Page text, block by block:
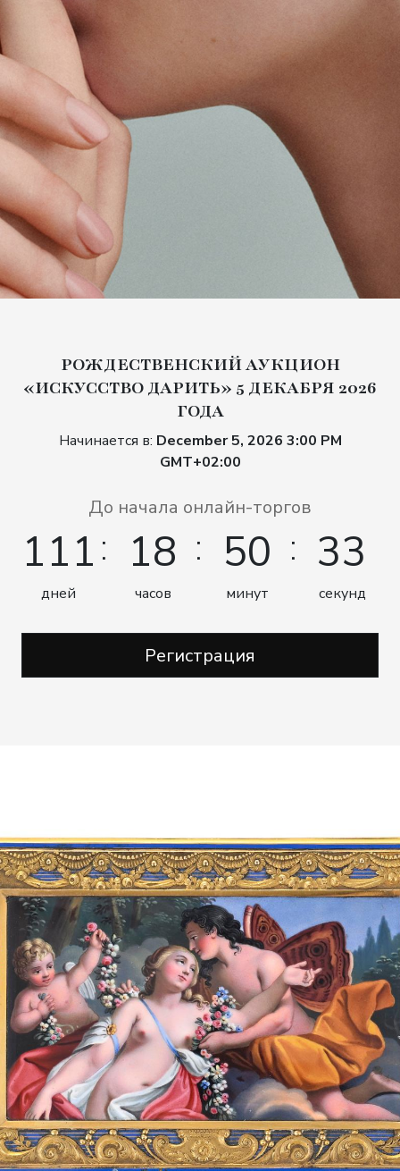
РОЖДЕСТВЕНСКИЙ АУКЦИОН
«ИСКУССТВО ДАРИТЬ» 5 ДЕКАБРЯ 2026
ГОДА
Начинается в: December 5, 2026 3:00 PM
GMT+02:00
До начала онлайн-торгов
111
дней
18
часов
50
минут
32
секунд
Регистрация